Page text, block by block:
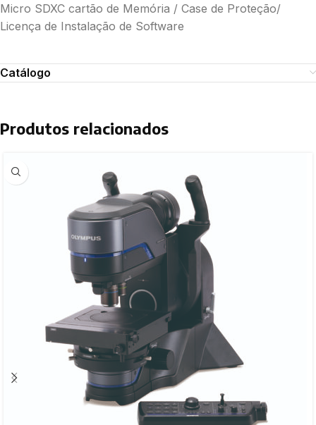
Micro SDXC cartão de Memória / Case de Proteção/
Licença de Instalação de Software
Catálogo
Produtos relacionados